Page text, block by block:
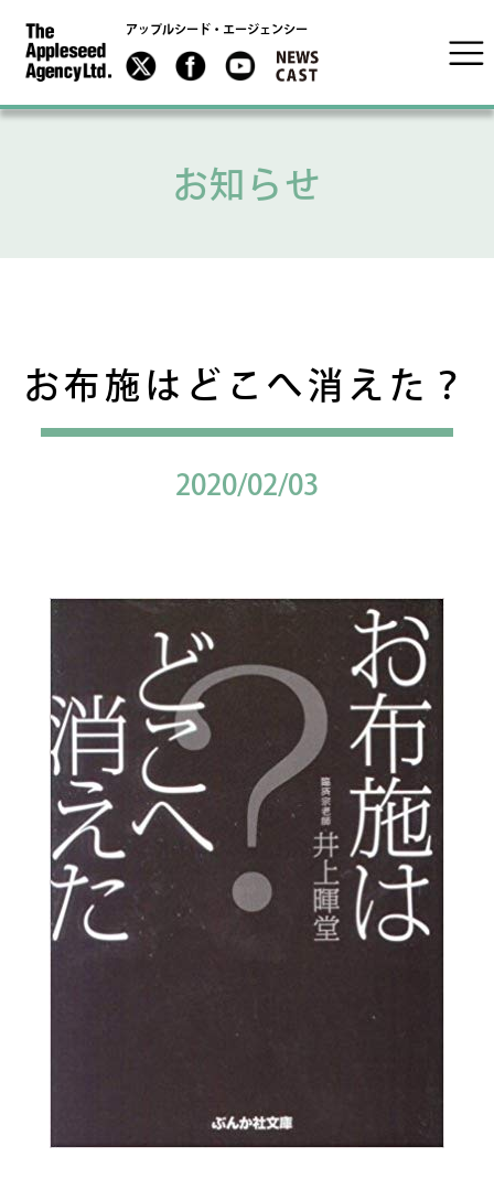
アップルシード・エージェンシー
お知らせ
お布施はどこへ消えた？
2020/02/03